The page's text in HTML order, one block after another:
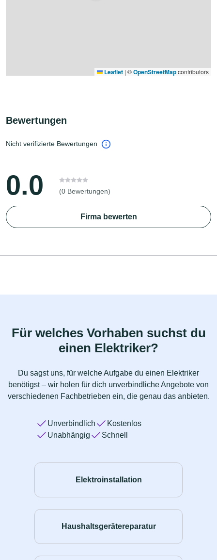
Leaflet | ©OpenStreetMapcontributors
Bewertungen
Nicht verifizierte Bewertungen
0.0 (0 Bewertungen)
Firma bewerten
Für welches Vorhaben suchst du
einen Elektriker?
Du sagst uns, für welche Aufgabe du einen Elektriker
benötigst – wir holen für dich unverbindliche Angebote von
verschiedenen Fachbetrieben ein, die genau das anbieten.
Unverbindlich
Kostenlos
Unabhängig
Schnell
Elektroinstallation
Haushaltsgerätereparatur